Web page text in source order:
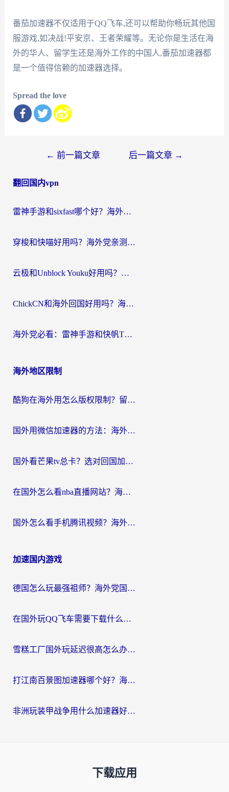
番茄加速器不仅适用于QQ飞车,还可以帮助你畅玩其他国
服游戏,如决战!平安京、王者荣耀等。无论你是生活在海
外的华人、留学生还是海外工作的中国人,番茄加速器都
是一个值得信赖的加速器选择。
Spread the love
导
← 前一篇文章 后一篇文章 →
翻回国内vpn
雷神手游和sixfast哪个好？海外党亲测3款回国加速器，教你选对不踩坑
穿梭和快喵好用吗？海外党亲测：小众加速器对比+番茄加速器深度体验
云极和Unblock Youku好用吗？海外党亲测+2026回国加速器避坑指南
ChickCN和海外回国好用吗？海外党2026亲测：从手游到影音，选对加速器的3个关键
海外党必看：雷神手游和快帆TV版好用吗？3步选对回国加速器不踩坑
海外地区限制
酷狗在海外用怎么版权限制？留学生亲测：3步解决听国内音乐难题
国外用微信加速器的方法：海外党无缝连接国内生活的实用指南
国外看芒果tv总卡？选对回国加速器，轻松追《浪姐》不费劲
在国外怎么看nba直播网站？海外党专属体育观赛指南，告别地区限制！
国外怎么看手机腾讯视频？海外党亲测有效的追剧加速器选择指南
加速国内游戏
德国怎么玩最强祖师？海外党国服游戏加速器选择全攻略（附宝可梦Online实测）
在国外玩QQ飞车需要下载什么加速器呢？海外党亲测有效的国服游戏加速指南
雪糕工厂国外玩延迟很高怎么办？海外玩家国服游戏加速终极攻略（附实测推荐）
打江南百景图加速器哪个好？海外党踩坑N次后，终于找到不卡的秘诀
非洲玩装甲战争用什么加速器好？海外党亲测有效的国服游戏加速方案
下载应用